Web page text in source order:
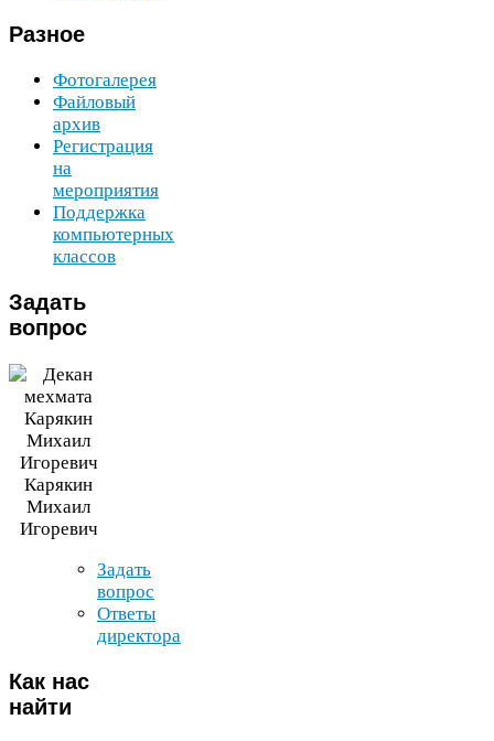
Разное
Фотогалерея
Файловый
архив
Регистрация
на
мероприятия
Поддержка
компьютерных
классов
Задать
вопрос
Карякин
Михаил
Игоревич
Задать
вопрос
Ответы
директора
Как нас
найти